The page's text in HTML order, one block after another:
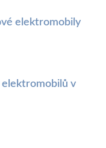
elektromobily
v